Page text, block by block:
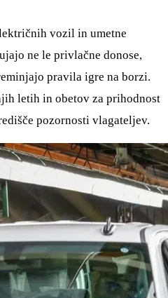
vozil in umetne
ne le privlačne donose,
pravila igre na borzi.
letih in obetov za prihodnost
pozornosti vlagateljev.